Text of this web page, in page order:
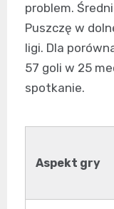
problem.
Puszczę w
ligi. Dla
57 goli w 25
spotkanie.
Aspekt gry